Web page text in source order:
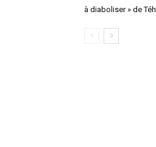
à diaboliser » de